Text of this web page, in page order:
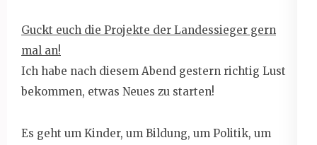
Guckt euch die Projekte der Landessieger gern
mal an!
Ich habe nach diesem Abend gestern richtig Lust
bekommen, etwas Neues zu starten!
Es geht um Kinder, um Bildung, um Politik, um